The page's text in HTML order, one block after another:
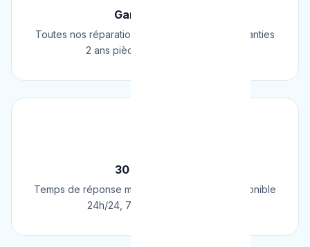
Garantie 2 Ans
Toutes nos réparations et installations sont garanties
2 ans pièces et main d'œuvre.
30 Min Chrono
Temps de réponse moyen de 30 minutes. Disponible
24h/24, 7j/7, 365 jours par an.